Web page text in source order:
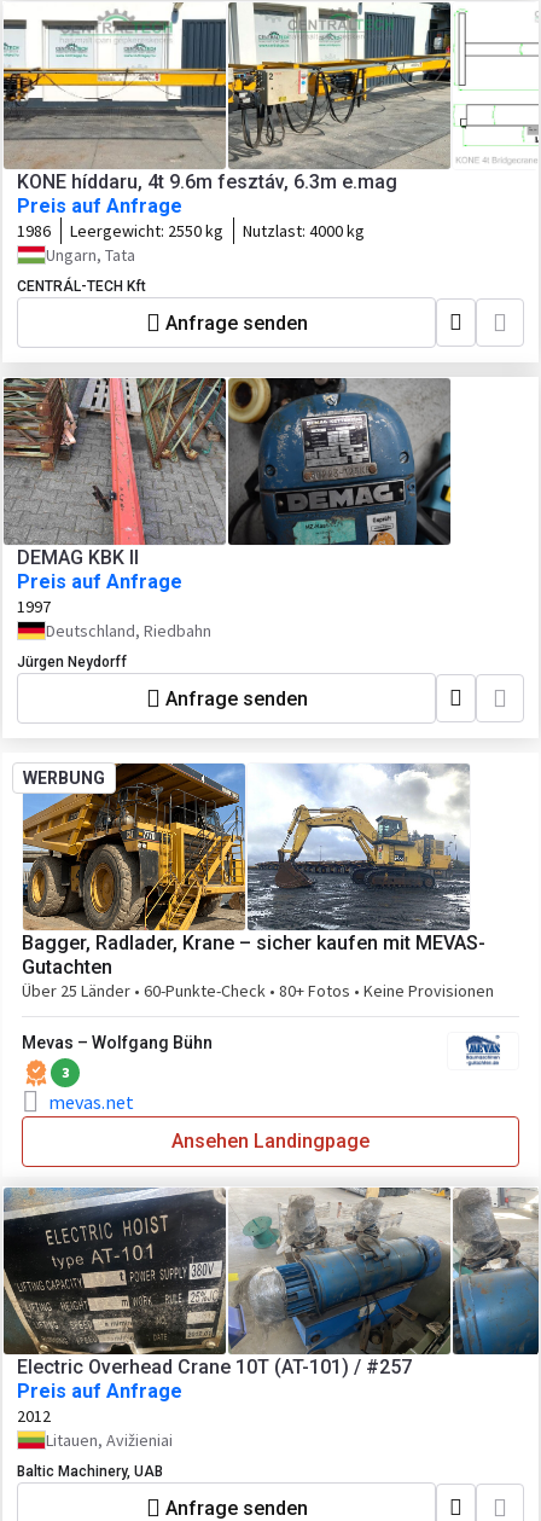
KONE híddaru, 4t 9.6m fesztáv, 6.3m e.mag
Preis auf Anfrage
1986 Leergewicht: 2550 kg Nutzlast: 4000 kg
Ungarn, Tata
CENTRÁL-TECH Kft
Anfrage senden
DEMAG KBK II
Preis auf Anfrage
1997
Deutschland, Riedbahn
Jürgen Neydorff
Anfrage senden
WERBUNG
Bagger, Radlader, Krane – sicher kaufen mit MEVAS-
Gutachten
Über 25 Länder • 60-Punkte-Check • 80+ Fotos • Keine Provisionen
Mevas – Wolfgang Bühn
3
mevas.net
Ansehen Landingpage
Electric Overhead Crane 10T (AT-101) / #257
Preis auf Anfrage
2012
Litauen, Avižieniai
Baltic Machinery, UAB
Anfrage senden